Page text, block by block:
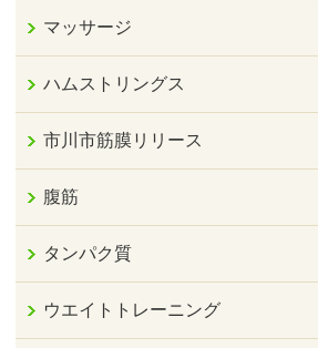
マッサージ
ハムストリングス
市川市筋膜リリース
腹筋
タンパク質
ウエイトトレーニング